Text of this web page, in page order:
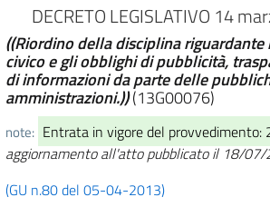
DECRETO LEGISLATIVO 14
((Riordino della disciplina
civico e gli obblighi di pubblicità,
di informazioni da parte delle
amministrazioni.))(13G00076)
note: Entrata in vigore del
aggiornamento all'atto pubblicato il 18/
(GU n.80 del 05-04-2013)